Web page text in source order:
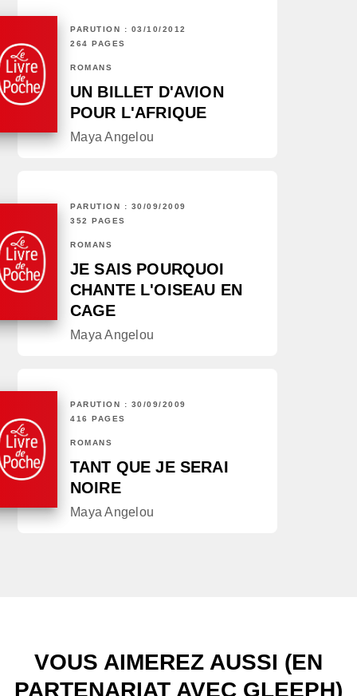
PARUTION : 03/10/2012
264 PAGES
ROMANS
UN BILLET D'AVION
POUR L'AFRIQUE
Maya Angelou
PARUTION : 30/09/2009
352 PAGES
ROMANS
JE SAIS POURQUOI
CHANTE L'OISEAU EN
CAGE
Maya Angelou
PARUTION : 30/09/2009
416 PAGES
ROMANS
TANT QUE JE SERAI
NOIRE
Maya Angelou
VOUS AIMEREZ AUSSI (EN
PARTENARIAT AVEC GLEEPH)